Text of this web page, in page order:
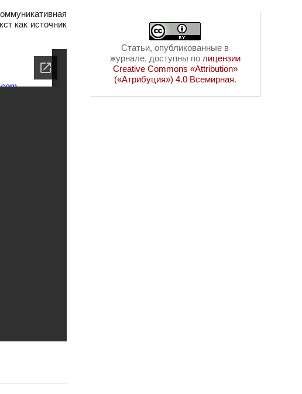
как источник
Статьи, опубликованные в
журнале, доступны по лицензии
Creative Commons «Attribution»
(«Атрибуция») 4.0 Всемирная.